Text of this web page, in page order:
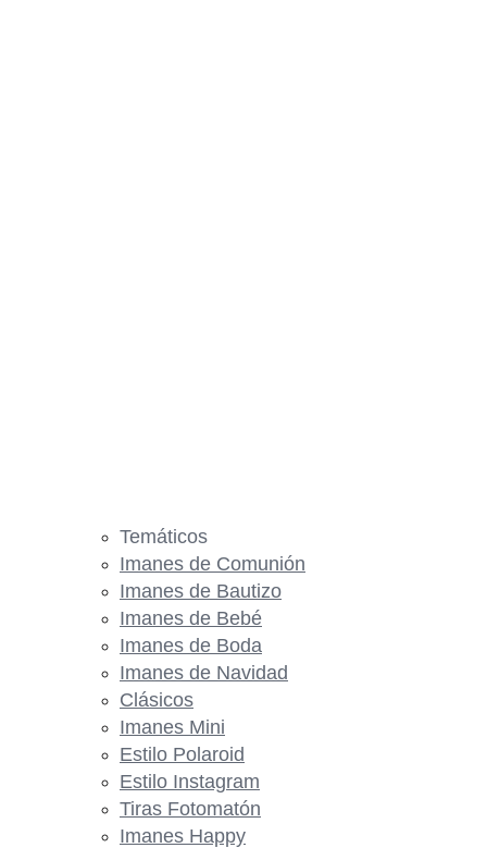
Temáticos
Imanes de Comunión
Imanes de Bautizo
Imanes de Bebé
Imanes de Boda
Imanes de Navidad
Clásicos
Imanes Mini
Estilo Polaroid
Estilo Instagram
Tiras Fotomatón
Imanes Happy